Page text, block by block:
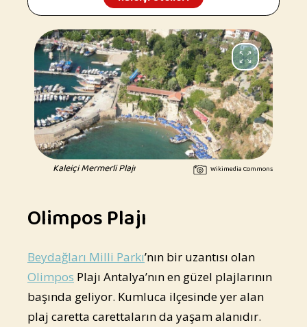
Kaleiçi Mermerli Plajı Wikimedia Commons
Olimpos Plajı
Beydağları Milli Parkı’nın bir uzantısı olan
Olimpos Plajı Antalya’nın en güzel plajlarının
başında geliyor. Kumluca ilçesinde yer alan
plaj caretta carettaların da yaşam alanıdır.